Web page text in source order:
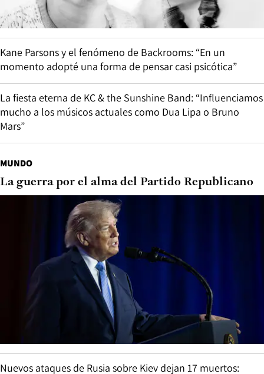
Kane Parsons y el fenómeno de Backrooms: “En un
momento adopté una forma de pensar casi psicótica”
La fiesta eterna de KC & the Sunshine Band: “Influenciamos
mucho a los músicos actuales como Dua Lipa o Bruno
Mars”
MUNDO
La guerra por el alma del Partido Republicano
Nuevos ataques de Rusia sobre Kiev dejan 17 muertos: